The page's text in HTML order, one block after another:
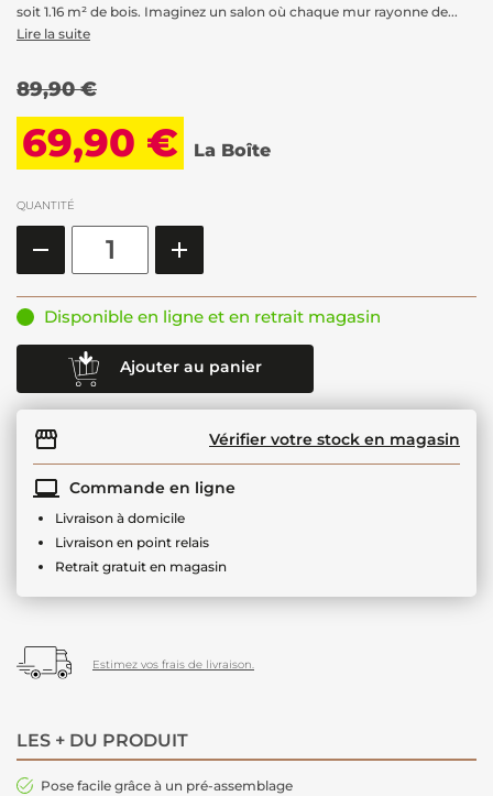
soit 1.16 m² de bois. Imaginez un salon où chaque mur rayonne de...
Lire la suite
89,90 €
69,90 € La Boîte
QUANTITÉ
Disponible en ligne et en retrait magasin
Ajouter au panier
Vérifier votre stock en magasin
Commande en ligne
Livraison à domicile
Livraison en point relais
Retrait gratuit en magasin
Estimez vos frais de livraison.
LES + DU PRODUIT
Pose facile grâce à un pré-assemblage